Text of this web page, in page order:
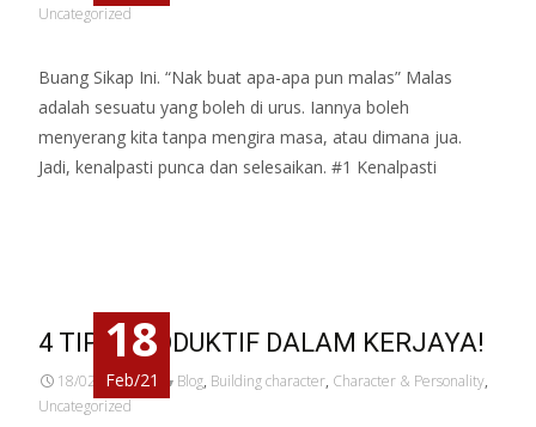
Uncategorized
Buang Sikap Ini. “Nak buat apa-apa pun malas” Malas
adalah sesuatu yang boleh di urus. Iannya boleh
menyerang kita tanpa mengira masa, atau dimana jua.
Jadi, kenalpasti punca dan selesaikan. #1 Kenalpasti
18
Feb/21
4 TIPS PRODUKTIF DALAM KERJAYA!
18/02/2021 Blog, Building character, Character & Personality,
Uncategorized